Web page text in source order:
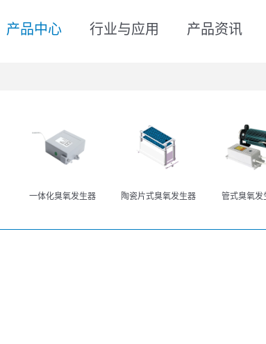
产品中心 行业与应用 产品资讯
一体化臭氧发生器 陶瓷片式臭氧发生器 管式臭氧发